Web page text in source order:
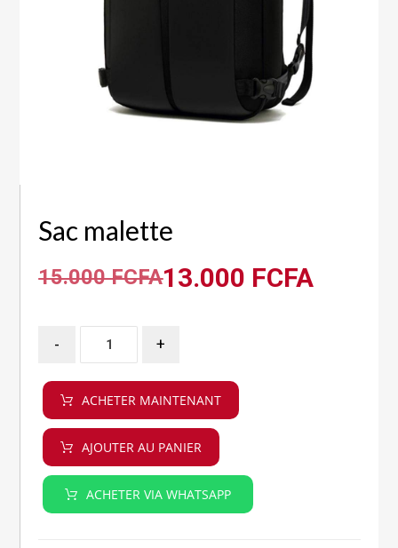
Sac malette
15.000FCFA13.000 FCFA
- +
ACHETER MAINTENANT
AJOUTER AU PANIER
ACHETER VIA WHATSAPP